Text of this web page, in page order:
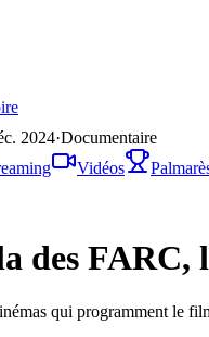
2024·Documentaire
Vidéos
des
qui programment le